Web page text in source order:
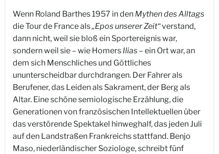
Wenn Roland Barthes 1957 in den Mythen des Alltags
die Tour de France als„Epos unserer Zeit“verstand,
dann nicht, weil sie bloß ein Sportereignis war,
sondern weil sie – wie Homers Ilias – ein Ort war, an
dem sich Menschliches und Göttliches
ununterscheidbar durchdrangen. Der Fahrer als
Berufener, das Leiden als Sakrament, der Berg als
Altar. Eine schöne semiologische Erzählung, die
Generationen von französischen Intellektuellen über
das verstörende Spektakel hinweghalf, das jeden Juli
auf den Landstraßen Frankreichs stattfand. Benjo
Maso, niederländischer Soziologe, schreibt fünf